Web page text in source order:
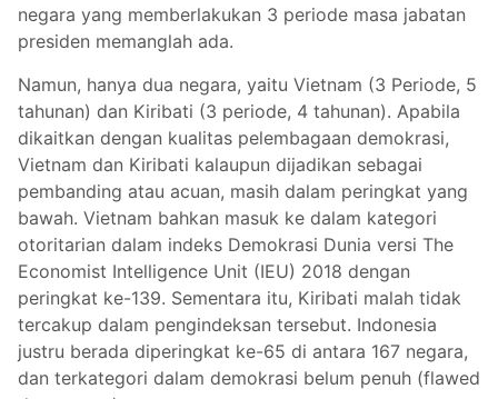
negara yang memberlakukan 3 periode masa jabatan
presiden memanglah ada.
Namun, hanya dua negara, yaitu Vietnam (3 Periode, 5
tahunan) dan Kiribati (3 periode, 4 tahunan). Apabila
dikaitkan dengan kualitas pelembagaan demokrasi,
Vietnam dan Kiribati kalaupun dijadikan sebagai
pembanding atau acuan, masih dalam peringkat yang
bawah. Vietnam bahkan masuk ke dalam kategori
otoritarian dalam indeks Demokrasi Dunia versi The
Economist Intelligence Unit (IEU) 2018 dengan
peringkat ke-139. Sementara itu, Kiribati malah tidak
tercakup dalam pengindeksan tersebut. Indonesia
justru berada diperingkat ke-65 di antara 167 negara,
dan terkategori dalam demokrasi belum penuh (flawed